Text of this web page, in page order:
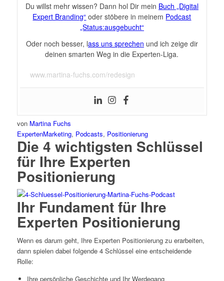
Du willst mehr wissen? Dann hol Dir mein Buch „Digital
Expert Branding“ oder stöbere in meinem Podcast
„Status:ausgebucht“
Oder noch besser, lass uns sprechen und ich zeige dir
deinen smarten Weg in die Experten-Liga.
www.martina-fuchs.com/redesign
von Martina Fuchs
ExpertenMarketing, Podcasts, Positionierung
Die 4 wichtigsten Schlüssel
für Ihre Experten
Positionierung
Ihr Fundament für Ihre
Experten Positionierung
Wenn es darum geht, Ihre Experten Positionierung zu erarbeiten,
dann spielen dabei folgende 4 Schlüssel eine entscheidende
Rolle:
Ihre persönliche Geschichte und Ihr Werdegang